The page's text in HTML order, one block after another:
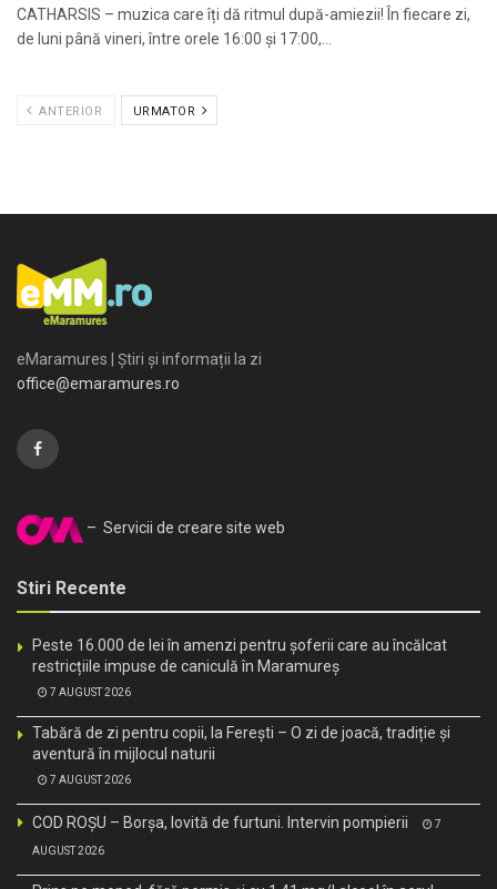
CATHARSIS – muzica care îți dă ritmul după-amiezii! În fiecare zi,
de luni până vineri, între orele 16:00 și 17:00,...
ANTERIOR URMATOR
eMaramures | Știri și informații la zi
office@emaramures.ro
– Servicii de creare site web
Stiri Recente
Peste 16.000 de lei în amenzi pentru șoferii care au încălcat
restricțiile impuse de caniculă în Maramureș
7 AUGUST 2026
Tabără de zi pentru copii, la Ferești – O zi de joacă, tradiție și
aventură în mijlocul naturii
7 AUGUST 2026
COD ROȘU – Borșa, lovită de furtuni. Intervin pompierii 7
AUGUST 2026